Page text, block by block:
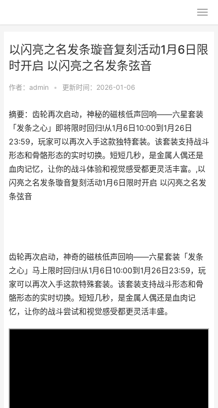
以闪亮之名发条璇音复刻活动1月6日限
时开启 以闪亮之名发条弦音
作者： admin • 更新时间：2026-01-06
摘要：齿轮再次启动，神秘的磁核低声回响——六星套装
「发条之心」即将限时回归!从1月6日10:00到1月26日
23:59，玩家可以再次入手这款独特套装。该套装支持战斗
形态和骨骼形态的实时切换。短短几秒，是金属人偶还是
血肉记忆，让你的战斗体验和视觉感受都更灵活丰富。,以
闪亮之名发条璇音复刻活动1月6日限时开启 以闪亮之名发
条弦音
齿轮再次启动，神奇的磁核低声回响——六星套装「发条
之心」马上限时回归!从1月6日10:00到1月26日23:59，玩
家可以再次入手这款特殊套装。该套装支持战斗形态和骨
骼形态的实时切换。短短几秒，是金属人偶还是血肉记
忆，让你的战斗尝试和视觉感受都更灵活丰盛。